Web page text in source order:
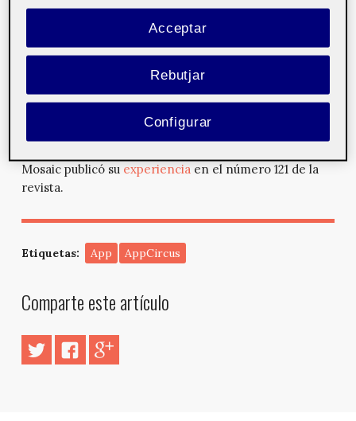
Jordi Llonch, ha sido galardonado, de entre 16
premios con la aplicaciónSharing Academy. La
aplicación consiste en compartir conocimientos entre
los propios estudiantes universitarios mediante clases
particulares vía presencial o en línea. Sharing
Academy fue el trabajo que Jordi realizó como final de
Mosaic publicó su experienciaen el número 121 de la
revista.
Etiquetas: App AppCircus
Comparte este artículo
Rebutjar
Acceptar
Configurar